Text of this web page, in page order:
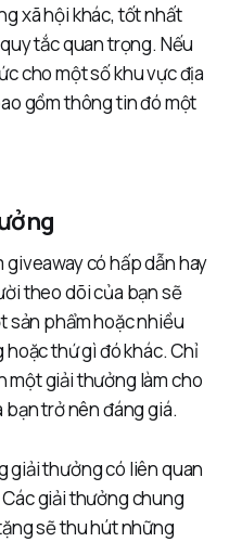
xã hội khác, tốt nhất
tắc quan trọng. Nếu
cho một số khu vực địa
gồm thông tin đó một
có hấp dẫn hay
theo dõi của bạn sẽ
sản phẩm hoặc nhiều
thứ gì đó khác. Chỉ
một giải thưởng làm cho
trở nên đáng giá.
giải thưởng có liên quan
giải thưởng chung
sẽ thu hút những